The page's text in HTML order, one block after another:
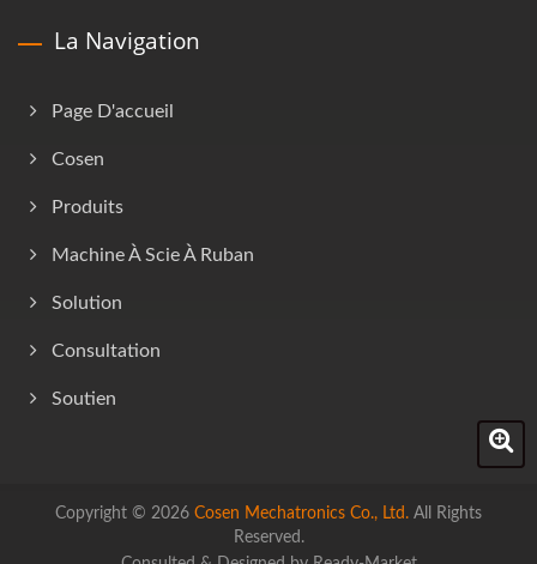
La Navigation
Page D'accueil
Cosen
Produits
Machine À Scie À Ruban
Solution
Consultation
Soutien
Copyright © 2026 Cosen Mechatronics Co., Ltd. All Rights
Reserved.